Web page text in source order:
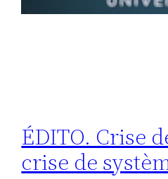
ÉDITO. Crise
crise de